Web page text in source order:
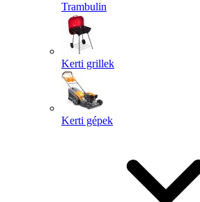
Trambulin
Kerti grillek
Kerti gépek